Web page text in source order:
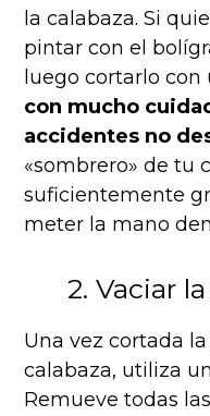
la calabaza. Si
pintar con el
luego cortarlo con
con mucho
accidentes no
«sombrero» de tu
suficientemente
meter la mano
2. Vaciar
Una vez cortada
calabaza, utiliza
Remueve todas